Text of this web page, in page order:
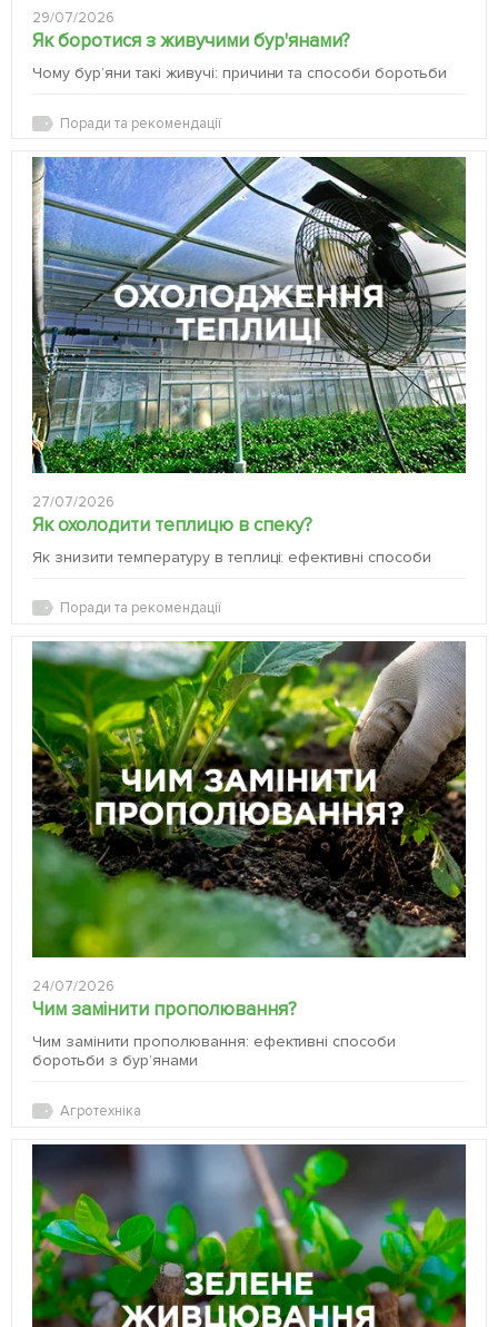
29/07/2026
Як боротися з живучими бур'янами?
Чому бур’яни такі живучі: причини та способи боротьби
Поради та рекомендації
27/07/2026
Як охолодити теплицю в спеку?
Як знизити температуру в теплиці: ефективні способи
Поради та рекомендації
24/07/2026
Чим замінити прополювання?
Чим замінити прополювання: ефективні способи
боротьби з бур’янами
Агротехніка